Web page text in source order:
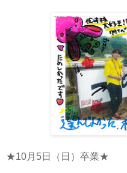
★10月5日（日）卒業★